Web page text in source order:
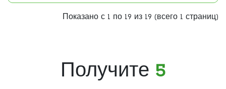
Показано с 1 по 19 из 19 (всего 1 страниц)
Получите 5